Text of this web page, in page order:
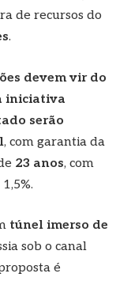
de recursos do
.
devem vir do
iniciativa
serão
, com garantia da
23 anos, com
túnel imerso de
sob o canal
é